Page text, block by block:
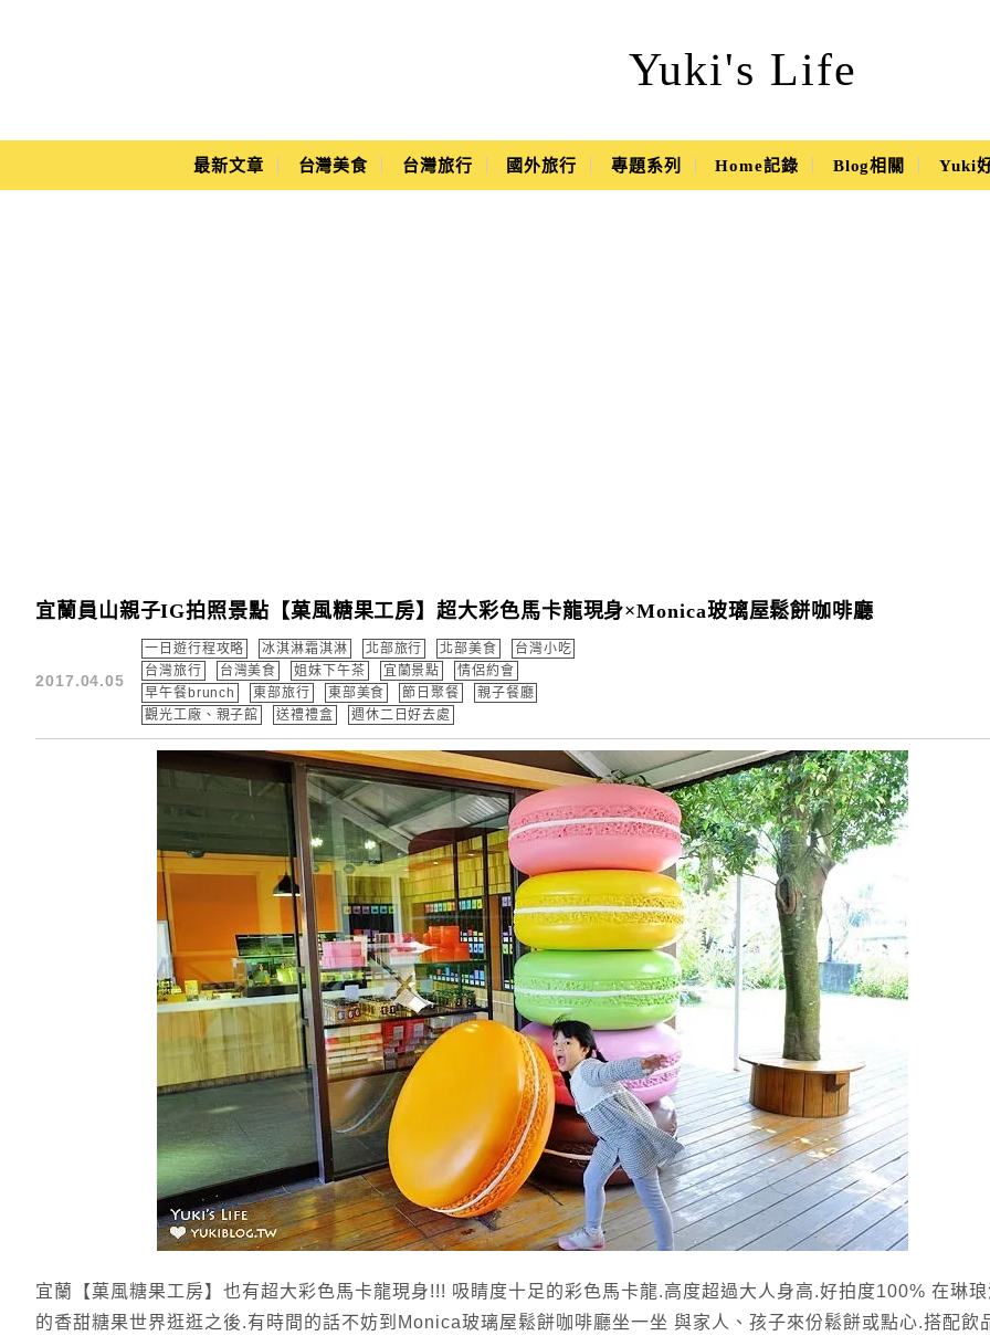
Yuki's Life
Yuki's Life
Main Menu
最新文章 台灣美食 台灣旅行 國外旅行 專題系列 Home記錄 Blog相關 Yuki
宜蘭員山親子IG拍照景點【菓風糖果工房】超大彩色馬卡龍現身×Monica玻璃屋鬆餅咖啡廳
2017.04.05
一日遊行程攻略 冰淇淋霜淇淋 北部旅行 北部美食
台灣小吃
台灣旅行
台灣美食 姐妹下午茶 宜蘭景點
情侶約會
早午餐brunch
東部旅行 東部美食 節日聚餐
親子餐廳
觀光工廠、親子館
送禮禮盒 週休二日好去處
宜蘭【菓風糖果工房】也有超大彩色馬卡龍現身!!! 吸睛度十足的彩色馬卡龍.高度超過大人身高.好拍度100% 在琳
的香甜糖果世界逛逛之後.有時間的話不妨到Monica玻璃屋鬆餅咖啡廳坐一坐 與家人、孩子來份鬆餅或點心.搭配飲